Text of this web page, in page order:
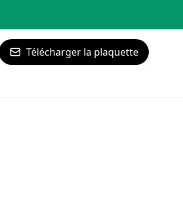
Télécharger la plaquette